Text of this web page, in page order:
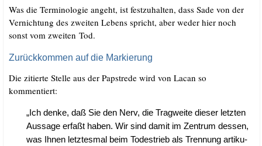
Was die Ter­mi­no­lo­gie angeht, ist fest­zu­hal­ten, dass Sade von der
Ver­nich­tung des zwei­ten Lebens spricht, aber weder hier noch
sonst vom zwei­ten Tod.
Zurückkommen auf die Markierung
Die zitier­te Stel­le aus der Papst­re­de wird von Lacan so
kommentiert:
„Ich den­ke, daß Sie den Nerv, die Trag­wei­te die­ser letz­ten
Aus­sa­ge erfaßt haben. Wir sind damit im Zen­trum des­sen,
was Ihnen letz­tes­mal beim Todes­trieb als Tren­nung arti­ku­